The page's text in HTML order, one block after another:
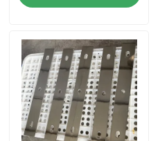
Huis
Producten